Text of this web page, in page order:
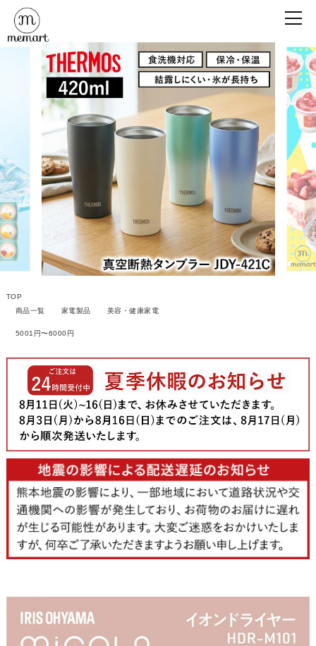
TOP
商品一覧
家電製品 美容・健康家電
5001円〜6000円